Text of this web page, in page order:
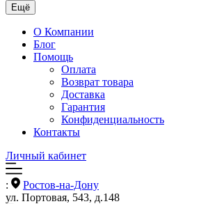
Ещё
О Компании
Блог
Помощь
Оплата
Возврат товара
Доставка
Гарантия
Конфиденциальность
Контакты
Личный кабинет
:
Ростов-на-Дону
ул. Портовая, 543, д.148